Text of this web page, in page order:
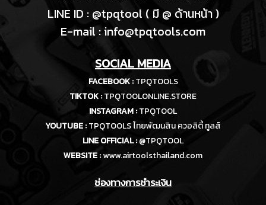
LINE ID : @tpqtool ( มี @ ด้านหน้า )
E-mail :info@tpqtools.com
SOCIAL MEDIA
FACEBOOK : TPQTOOLS
TIKTOK :TPQTOOLONLINE.STORE
INSTAGRAM :TPQTOOL
YOUTUBE :TPQTOOLS ไทยพัฒนสิน ควอลิตี้ ทูลส์
LINE OFFICIAL :@TPQTOOL
WEBSITE :www.airtoolsthailand.com
ช่องทางการชำระเงิน